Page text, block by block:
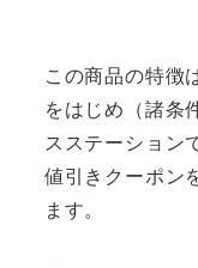
この商品の特徴
をはじめ（諸条
スステーション
値引きクーポン
ます。